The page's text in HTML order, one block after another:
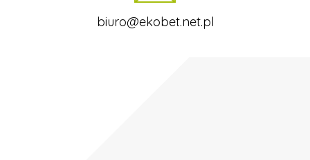
biuro@ekobet.net.pl